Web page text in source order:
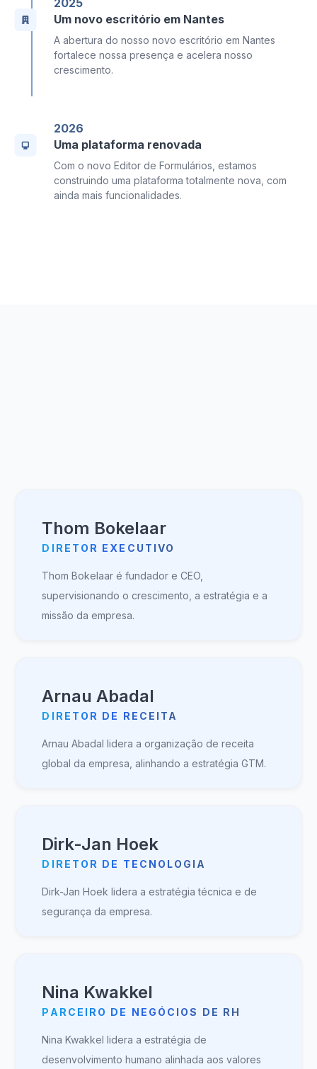
Um novo escritório em Nantes
A abertura do nosso novo escritório em Nantes
fortalece nossa presença e acelera nosso
crescimento.
2026
Uma plataforma renovada
Com o novo Editor de Formulários, estamos
construindo uma plataforma totalmente nova, com
ainda mais funcionalidades.
Thom Bokelaar
DIRETOR EXECUTIVO
Thom Bokelaar é fundador e CEO,
supervisionando o crescimento, a estratégia e a
missão da empresa.
Arnau Abadal
DIRETOR DE RECEITA
Arnau Abadal lidera a organização de receita
global da empresa, alinhando a estratégia GTM.
Dirk-Jan Hoek
DIRETOR DE TECNOLOGIA
Dirk-Jan Hoek lidera a estratégia técnica e de
segurança da empresa.
Nina Kwakkel
PARCEIRO DE NEGÓCIOS DE RH
Nina Kwakkel lidera a estratégia de
desenvolvimento humano alinhada aos valores